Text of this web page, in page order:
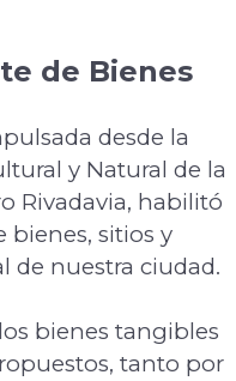
de Bienes
desde la
y Natural de la
Rivadavia, habilitó
bienes, sitios y
de nuestra ciudad.
bienes tangibles
tanto por